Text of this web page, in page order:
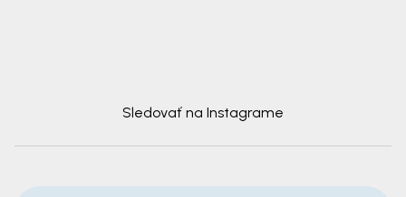
Sledovať na Instagrame